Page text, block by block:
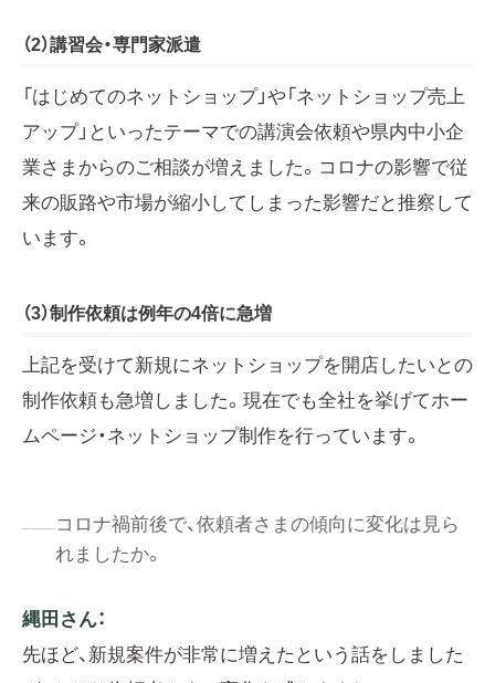
（2）講習会・専門家派遣
「はじめてのネットショップ」や「ネットショップ売上
アップ」といったテーマでの講演会依頼や県内中小企
業さまからのご相談が増えました。コロナの影響で従
来の販路や市場が縮小してしまった影響だと推察して
います。
（3）制作依頼は例年の4倍に急増
上記を受けて新規にネットショップを開店したいとの
制作依頼も急増しました。現在でも全社を挙げてホー
ムページ・ネットショップ制作を行っています。
コロナ禍前後で、依頼者さまの傾向に変化は見ら
れましたか。
縄田さん：
先ほど、新規案件が非常に増えたという話をしました